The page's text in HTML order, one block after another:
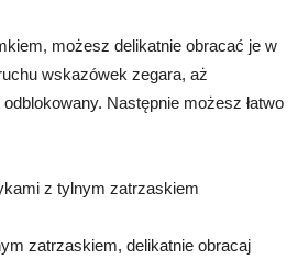
możesz delikatnie obracać je w
wskazówek zegara, aż
Następnie możesz łatwo
z tylnym zatrzaskiem
zatrzaskiem, delikatnie obracaj